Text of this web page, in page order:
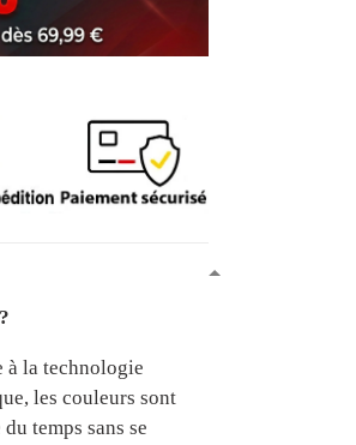
à la technologie
les couleurs sont
temps sans se